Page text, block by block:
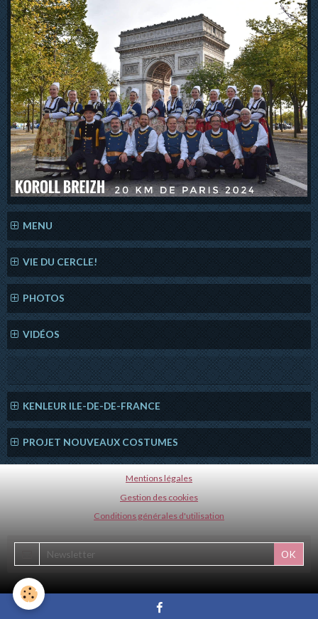
MENU
VIE DU CERCLE!
PHOTOS
VIDÉOS
KENLEUR ILE-DE-DE-FRANCE
PROJET NOUVEAUX COSTUMES
Mentions légales
Gestion des cookies
Conditions générales d'utilisation